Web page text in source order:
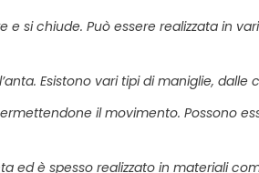
si chiude. Può essere realizzata in
Esistono vari tipi di maniglie,
il movimento. Possono
ed è spesso realizzato in materiali